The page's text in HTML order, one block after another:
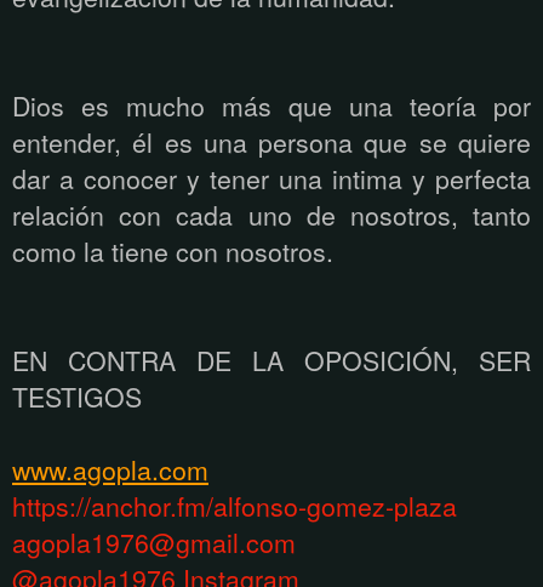
Dios es mucho más que una teoría por
entender, él es una persona que se quiere
dar a conocer y tener una intima y perfecta
relación con cada uno de nosotros, tanto
como la tiene con nosotros.
EN CONTRA DE LA OPOSICIÓN, SER
TESTIGOS
www.agopla.com
https://anchor.fm/alfonso-gomez-plaza
agopla1976@gmail.com
@agopla1976 Instagram